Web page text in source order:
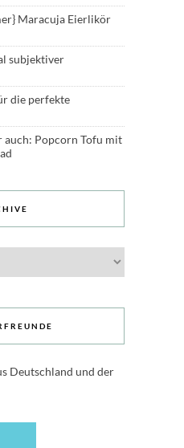
Maracuja Eierlikör
subjektiver
die perfekte
auch: Popcorn Tofu mit
Deutschland und der